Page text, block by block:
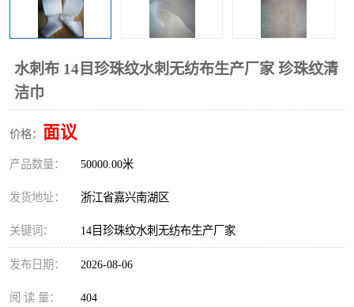
水刺布 14目珍珠纹水刺无纺布生产厂家 珍珠纹清
洁巾
价格： 面议
产品数量： 50000.00米
发货地址： 浙江省嘉兴南湖区
关键词： 14目珍珠纹水刺无纺布生产厂家
发布日期： 2026-08-06
阅 读 量： 404